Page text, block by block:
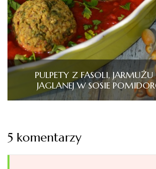
PULPETY Z FASOLI,
JAGLANEJ W SOSIE
5 komentarzy